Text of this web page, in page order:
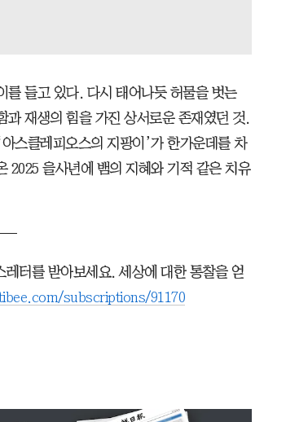
를 들고 있다. 다시 태어나듯 허물을 벗는
과 재생의 힘을 가진 상서로운 존재였던 것.
스클레피오스의 지팡이’가 한가운데를 차
2025 을사년에 뱀의 지혜와 기적 같은 치유
터를 받아보세요. 세상에 대한 통찰을 얻
subscriptions/91170